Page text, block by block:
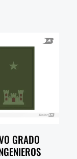
GRADO